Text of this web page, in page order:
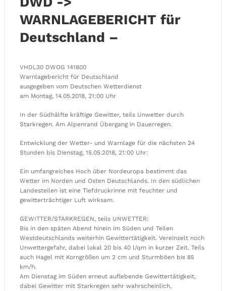
WARNLAGEBERICHT für
Deutschland –
VHDL30 DWOG 141800
Warnlagebericht für Deutschland
ausgegeben vom Deutschen Wetterdienst
am Montag, 14.05.2018, 21:00 Uhr
In der Südhälfte kräftige Gewitter, teils Unwetter durch
Starkregen. Am Alpenrand Übergang in Dauerregen.
Entwicklung der Wetter- und Warnlage für die nächsten 24
Stunden bis Dienstag, 15.05.2018, 21:00 Uhr:
Ein umfangreiches Hoch über Nordeuropa bestimmt das
Wetter im Norden und Osten Deutschlands. In den südlichen
Landesteilen ist eine Tiefdruckrinne mit feuchter und
gewitterträchtiger Luft wirksam.
GEWITTER/STARKREGEN, teils UNWETTER:
Bis in den späten Abend hinein im Süden und Teilen
Westdeutschlands weiterhin Gewittertätigkeit. Vereinzelt noch
Unwettergefahr, dabei lokal 20 bis 40 l/qm in kurzer Zeit. Teils
auch Hagel mit Korngrößen um 2 cm und Sturmböen bis 85
km/h.
Am Dienstag im Süden erneut auflebende Gewittertätigkeit,
dabei Gewitter mit Starkregen sehr wahrscheinlich,